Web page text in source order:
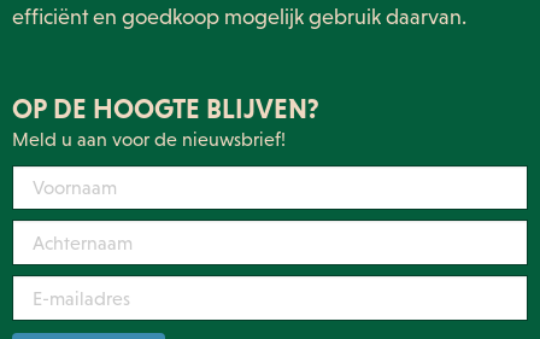
efficiënt en goedkoop mogelijk gebruik daarvan.
OP DE HOOGTE BLIJVEN?
Meld u aan voor de nieuwsbrief!